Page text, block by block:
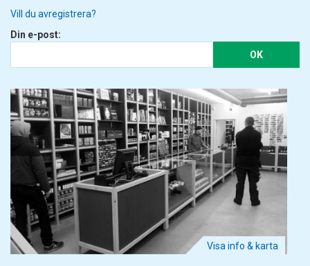
Vill du avregistrera?
Din e-post:
OK
Visa info & karta